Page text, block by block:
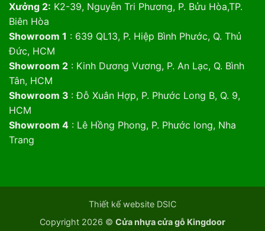
Xưởng 2: K2-39, Nguyễn Tri Phương, P. Bửu Hòa,TP.
Biên Hòa
Showroom 1 : 639 QL13, P. Hiệp Bình Phước, Q. Thủ
Đức, HCM
Showroom 2: Kinh Dương Vương, P. An Lạc, Q. Bình
Tân, HCM
Showroom 3 : Đỗ Xuân Hợp, P. Phước Long B, Q. 9,
HCM
Showroom 4: Lê Hồng Phong, P. Phước long, Nha
Trang
Thiết kế website DSIC
Copyright 2026 © Cửa nhựa cửa gỗ Kingdoor